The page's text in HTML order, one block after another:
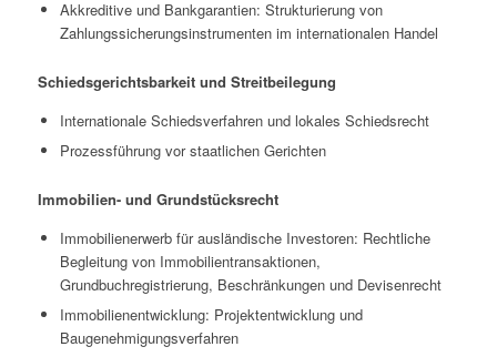
Akkreditive und Bankgarantien: Strukturierung von
Zahlungssicherungsinstrumenten im internationalen Handel
Schiedsgerichtsbarkeit und Streitbeilegung
Internationale Schiedsverfahren und lokales Schiedsrecht
Prozessführung vor staatlichen Gerichten
Immobilien- und Grundstücksrecht
Immobilienerwerb für ausländische Investoren: Rechtliche
Begleitung von Immobilientransaktionen,
Grundbuchregistrierung, Beschränkungen und Devisenrecht
Immobilienentwicklung: Projektentwicklung und
Baugenehmigungsverfahren